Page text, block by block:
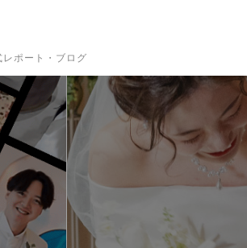
レポート・ブログ